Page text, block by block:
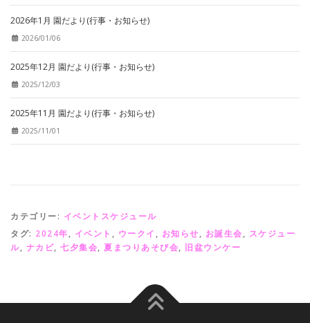
2026年1月 園だより(行事・お知らせ)
2026/01/06
2025年12月 園だより(行事・お知らせ)
2025/12/03
2025年11月 園だより(行事・お知らせ)
2025/11/01
カテゴリー: イベントスケジュール
タグ: 2024年, イベント , ウークイ , お知らせ, お誕生会, スケジュー
ル, ナカビ, 七夕集会, 夏まつりあそび会, 旧盆ウンケー